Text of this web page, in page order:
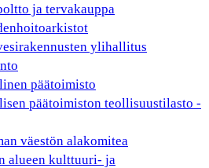
ja tervakauppa
ylihallitus
päätoimisto
päätoimiston teollisuustilasto -
väestön alakomitea
alueen kulttuuri- ja